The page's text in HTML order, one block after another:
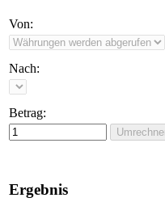
Von:
Nach:
Betrag:
Ergebnis